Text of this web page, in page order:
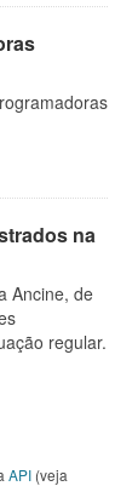
na
Ancine, de
regular.
API (veja